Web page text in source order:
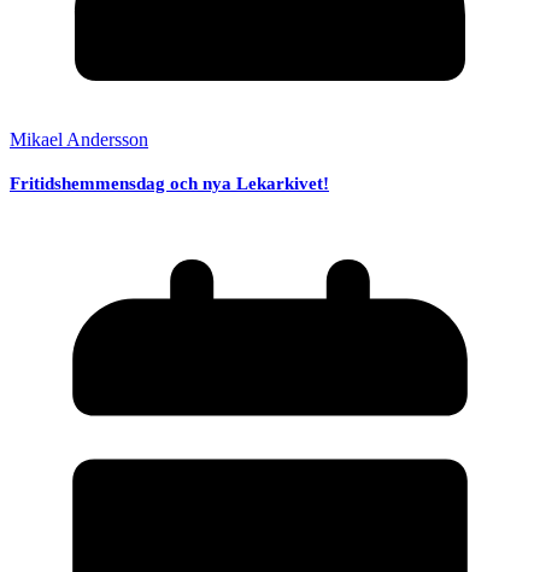
Mikael Andersson
Fritidshemmensdag och nya Lekarkivet!